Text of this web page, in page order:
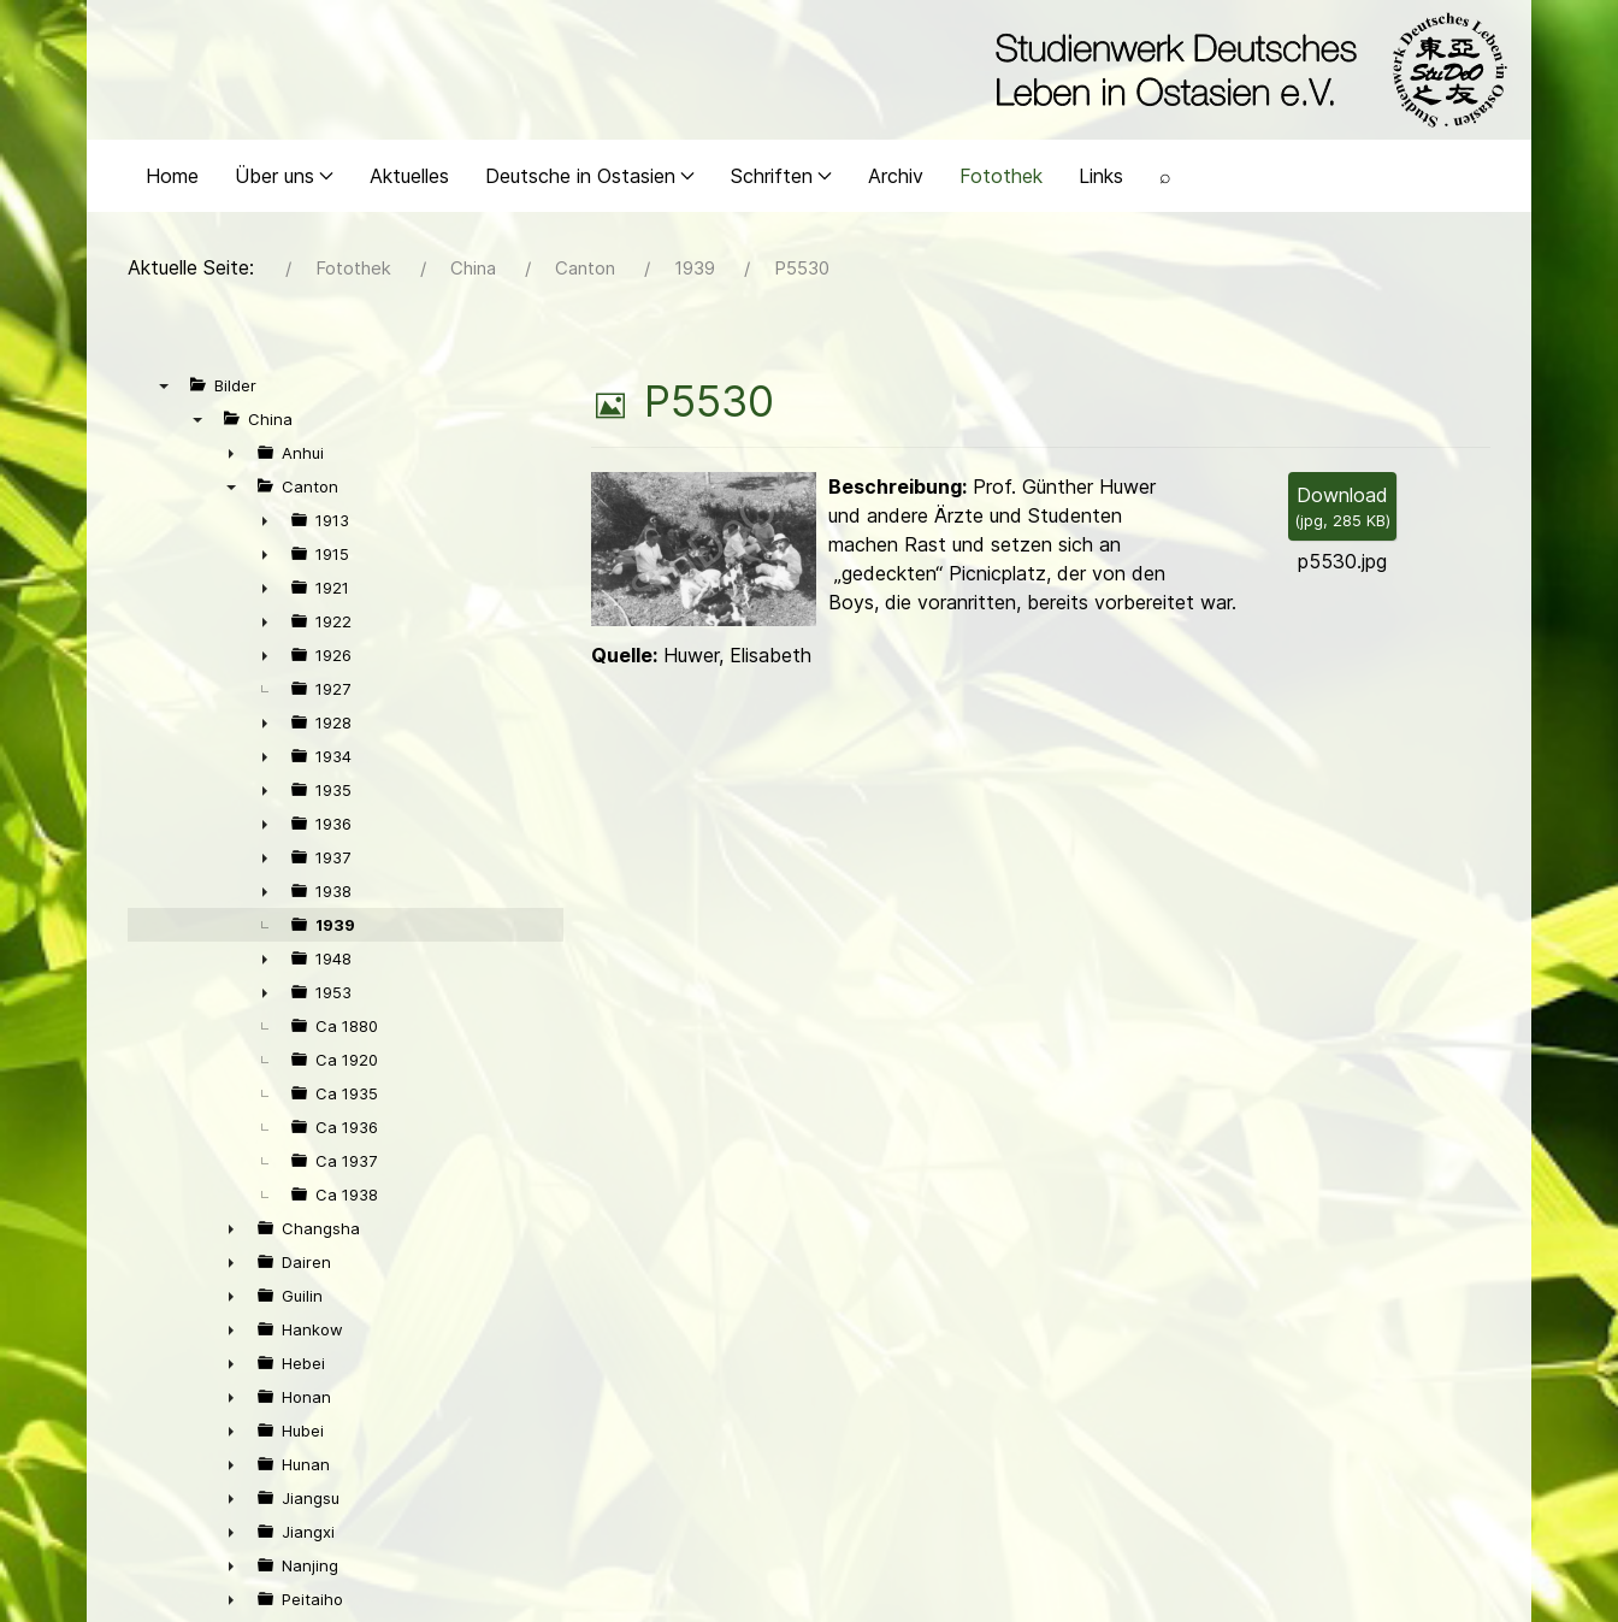
Home Über uns Aktuelles Deutsche in Ostasien Schriften Archiv Fotothek Links ⌕
Aktuelle Seite: Fotothek China Canton 1939 P5530
Bilder
China
►
Anhui
Canton
►
1913
►
1915
►
1921
►
1922
►
1926
1927
►
1928
►
1934
►
1935
►
1936
►
1937
►
1938
1939
►
1948
►
1953
Ca 1880
Ca 1920
Ca 1935
Ca 1936
Ca 1937
Ca 1938
►
Changsha
►
Dairen
►
Guilin
►
Hankow
►
Hebei
►
Honan
►
Hubei
►
Hunan
►
Jiangsu
►
Jiangxi
►
Nanjing
Peitaiho
B
l
d
P5530
Download
(jpg, 285 KB)
p5530.jpg
Beschreibung:Prof. Günther Huwer
und andere Ärzte und Studenten
machen Rast und setzen sich an
„gedeckten“ Picnicplatz, der von den
Boys, die voranritten, bereits vorbereitet war.
Quelle:Huwer, Elisabeth